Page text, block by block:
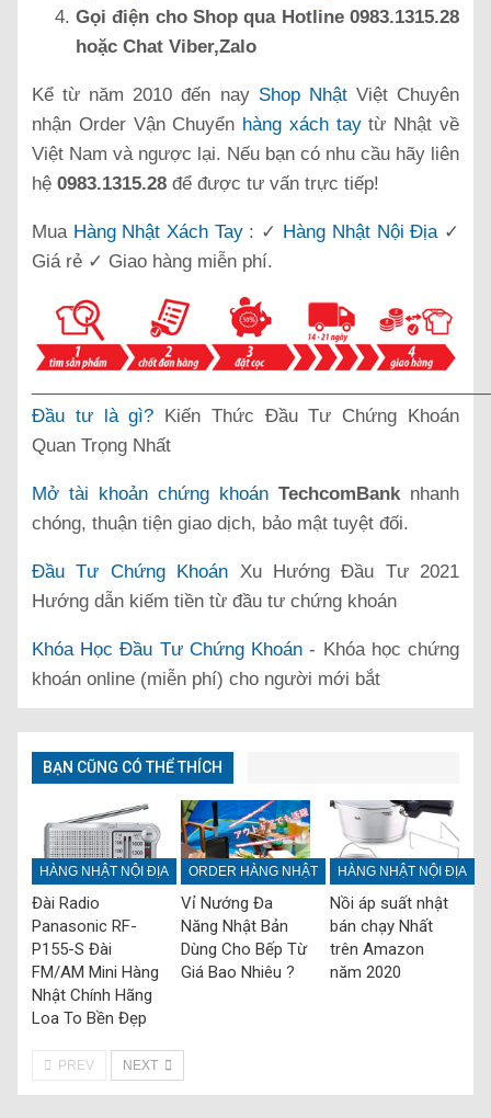
Gọi điện cho Shop qua Hotline 0983.1315.28
hoặc Chat Viber,Zalo
Kể từ năm 2010 đến nay Shop NhậtViệt Chuyên
nhận Order Vận Chuyển hàng xách taytừ Nhật về
Việt Nam và ngược lại. Nếu bạn có nhu cầu hãy liên
hệ 0983.1315.28 để được tư vấn trực tiếp!
Mua Hàng Nhật Xách Tay: ✓ Hàng Nhật Nội Địa✓
Giá rẻ ✓ Giao hàng miễn phí.
Đầu tư là gì? Kiến Thức Đầu Tư Chứng Khoán
Quan Trọng Nhất
Mở tài khoản chứng khoán TechcomBank nhanh
chóng, thuận tiện giao dịch, bảo mật tuyệt đối.
Đầu Tư Chứng Khoán Xu Hướng Đầu Tư 2021
Hướng dẫn kiếm tiền từ đầu tư chứng khoán
Khóa Học Đầu Tư Chứng Khoán - Khóa học chứng
khoán online (miễn phí) cho người mới bắt
BẠN CŨNG CÓ THỂ THÍCH
HÀNG NHẬT NỘI ĐỊA
Đài Radio
Panasonic RF-
P155-S Đài
FM/AM Mini Hàng
Nhật Chính Hãng
Loa To Bền Đẹp
ORDER HÀNG NHẬT
Vỉ Nướng Đa
Năng Nhật Bản
Dùng Cho Bếp Từ
Giá Bao Nhiêu ?
HÀNG NHẬT NỘI ĐỊA
Nồi áp suất nhật
bán chạy Nhất
trên Amazon
năm 2020
PREV NEXT